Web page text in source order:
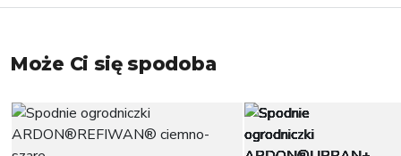
Może Ci się spodoba